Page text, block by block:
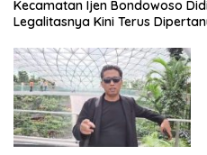
Kecamatan Ijen Bondowoso
Legalitasnya Kini Terus